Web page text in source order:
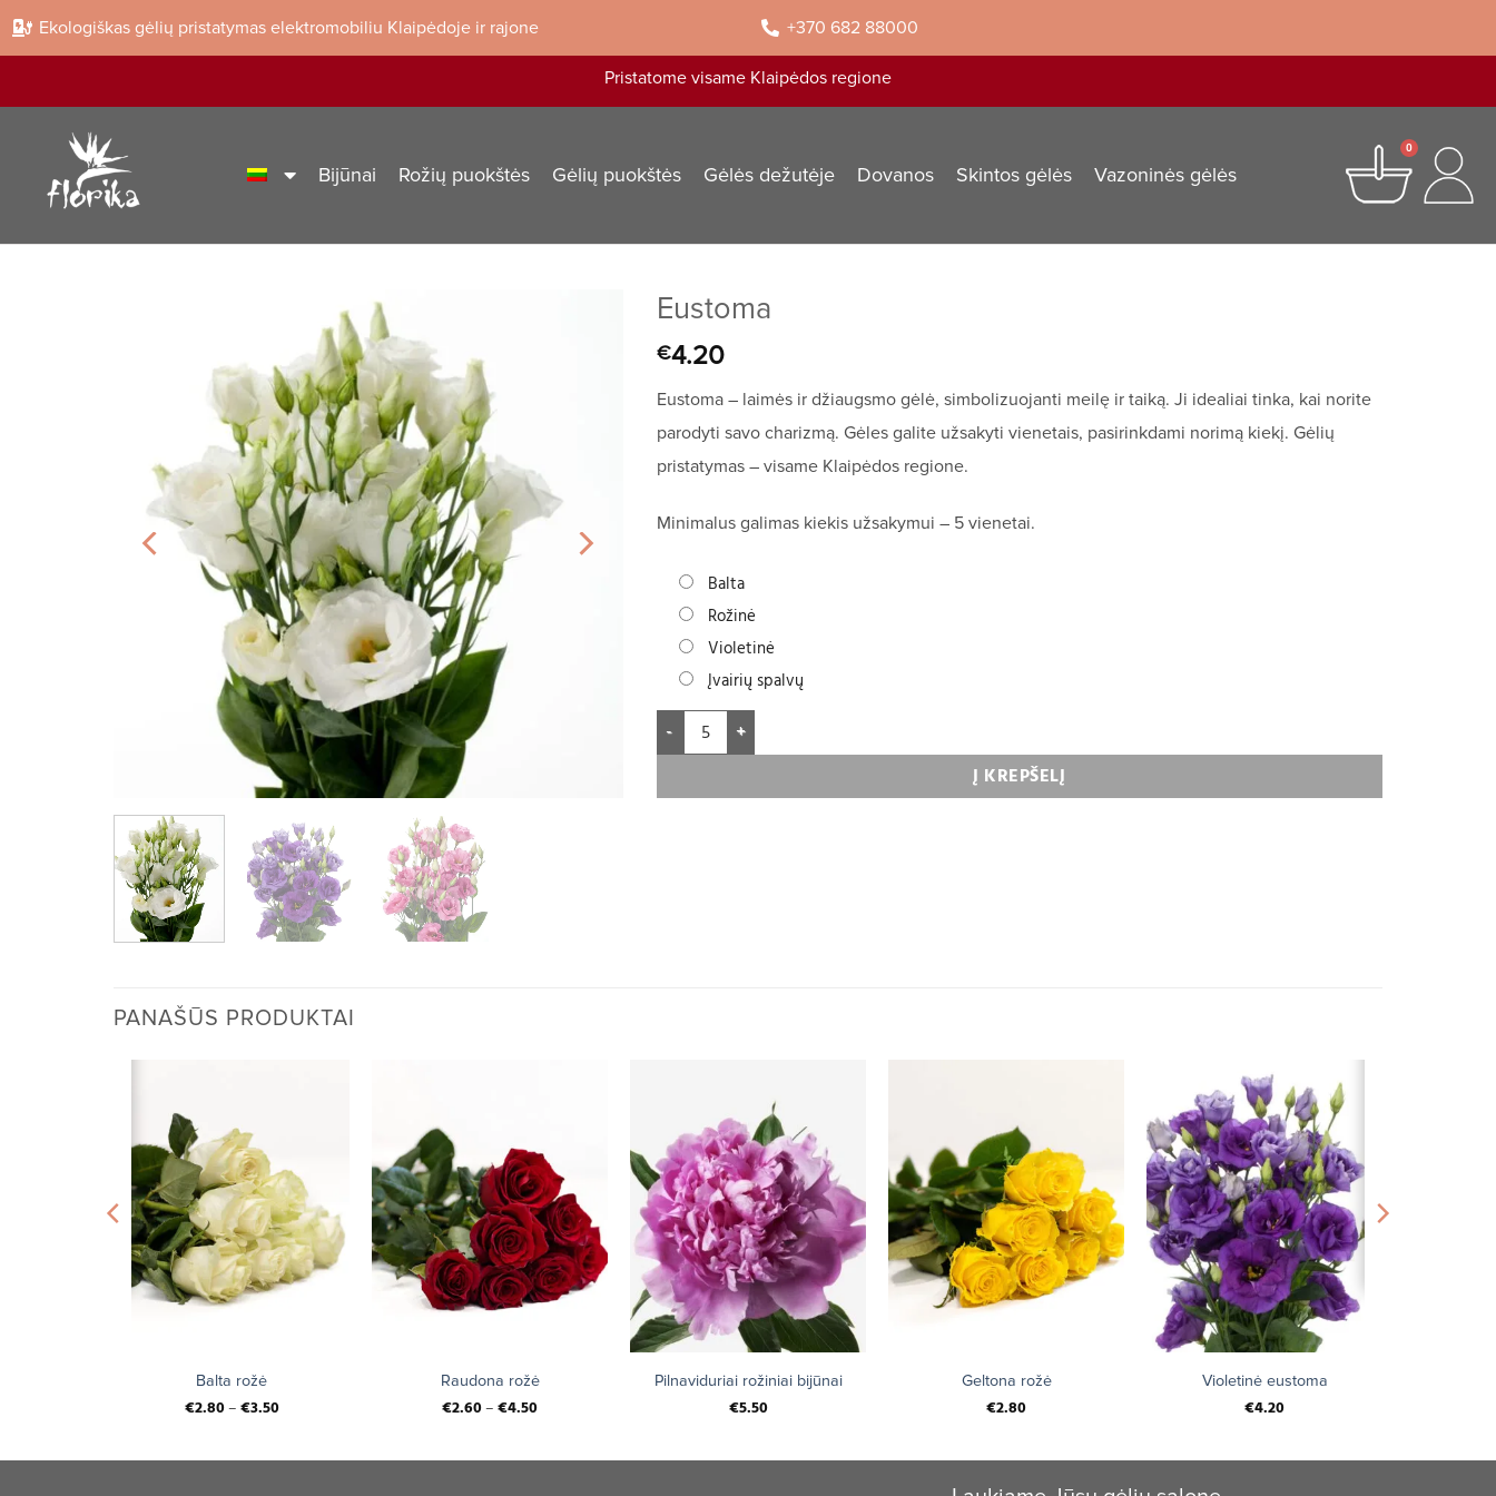
Ekologiškas gėlių pristatymas elektromobiliu Klaipėdoje ir rajone +370 682 88000
Pristatome visame Klaipėdos regione
Bijūnai Rožių puokštės Gėlių puokštės Gėlės dežutėje Dovanos Skintos gėlės Vazoninės gėlės
0
Eustoma
€4.20
Eustoma – laimės ir džiaugsmo gėlė, simbolizuojanti meilę ir taiką. Ji idealiai tinka, kai norite
parodyti savo charizmą. Gėles galite užsakyti vienetais, pasirinkdami norimą kiekį. Gėlių
pristatymas – visame Klaipėdos regione.
Minimalus galimas kiekis užsakymui – 5 vienetai.
Balta
Rožinė
Violetinė
Įvairių spalvų
Į KREPŠELĮ
PANAŠŪS PRODUKTAI
Balta rožė
€2.80– €3.50
Raudona rožė
€2.60– €4.50
Pilnaviduriai rožiniai bijūnai
€5.50
Geltona rožė
€2.80
Violetinė eustoma
€4.20